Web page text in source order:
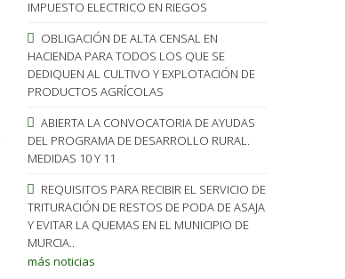
IMPUESTO ELECTRICO EN RIEGOS
OBLIGACIÓN DE ALTA CENSAL EN
HACIENDA PARA TODOS LOS QUE SE
DEDIQUEN AL CULTIVO Y EXPLOTACIÓN DE
PRODUCTOS AGRÍCOLAS
ABIERTA LA CONVOCATORIA DE AYUDAS
DEL PROGRAMA DE DESARROLLO RURAL.
MEDIDAS 10 Y 11
REQUISITOS PARA RECIBIR EL SERVICIO DE
TRITURACIÓN DE RESTOS DE PODA DE ASAJA
Y EVITAR LA QUEMAS EN EL MUNICIPIO DE
MURCIA..
más noticias